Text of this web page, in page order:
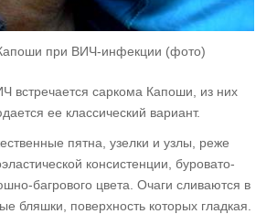
при ВИЧ-инфекции (фото)
встречается саркома Капоши, из них
ее классический вариант.
пятна, узелки и узлы, реже
консистенции, буровато-
багрового цвета. Очаги сливаются в
бляшки, поверхность которых гладкая.